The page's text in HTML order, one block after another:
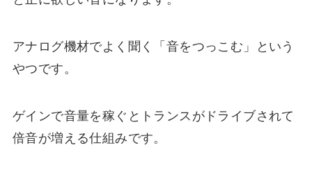
アナログ機材でよく聞く「音をつっこむ」という
やつです。
ゲインで音量を稼ぐとトランスがドライブされて
倍音が増える仕組みです。